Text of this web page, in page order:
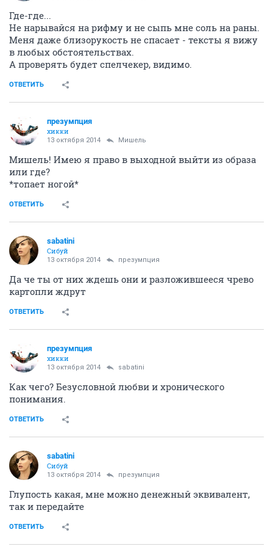
Где-где...
Не нарывайся на рифму и не сыпь мне соль на раны.
Меня даже близорукость не спасает - тексты я вижу
в любых обстоятельствах.
А проверять будет спелчекер, видимо.
ОТВЕТИТЬ
презумпция
хикки
13 октября 2014 Мишель
Мишель! Имею я право в выходной выйти из образа
или где?
*топает ногой*
ОТВЕТИТЬ
sabatini
Сибуй
13 октября 2014 презумпция
Да че ты от них ждешь они и разложившееся чрево
картопли ждрут
ОТВЕТИТЬ
презумпция
хикки
13 октября 2014 sabatini
Как чего? Безусловной любви и хронического
понимания.
ОТВЕТИТЬ
sabatini
Сибуй
13 октября 2014 презумпция
Глупость какая, мне можно денежный эквивалент,
так и передайте
ОТВЕТИТЬ